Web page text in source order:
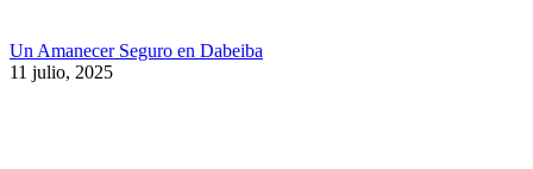
Un Amanecer Seguro en Dabeiba
11 julio, 2025